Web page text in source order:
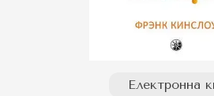
Електронна